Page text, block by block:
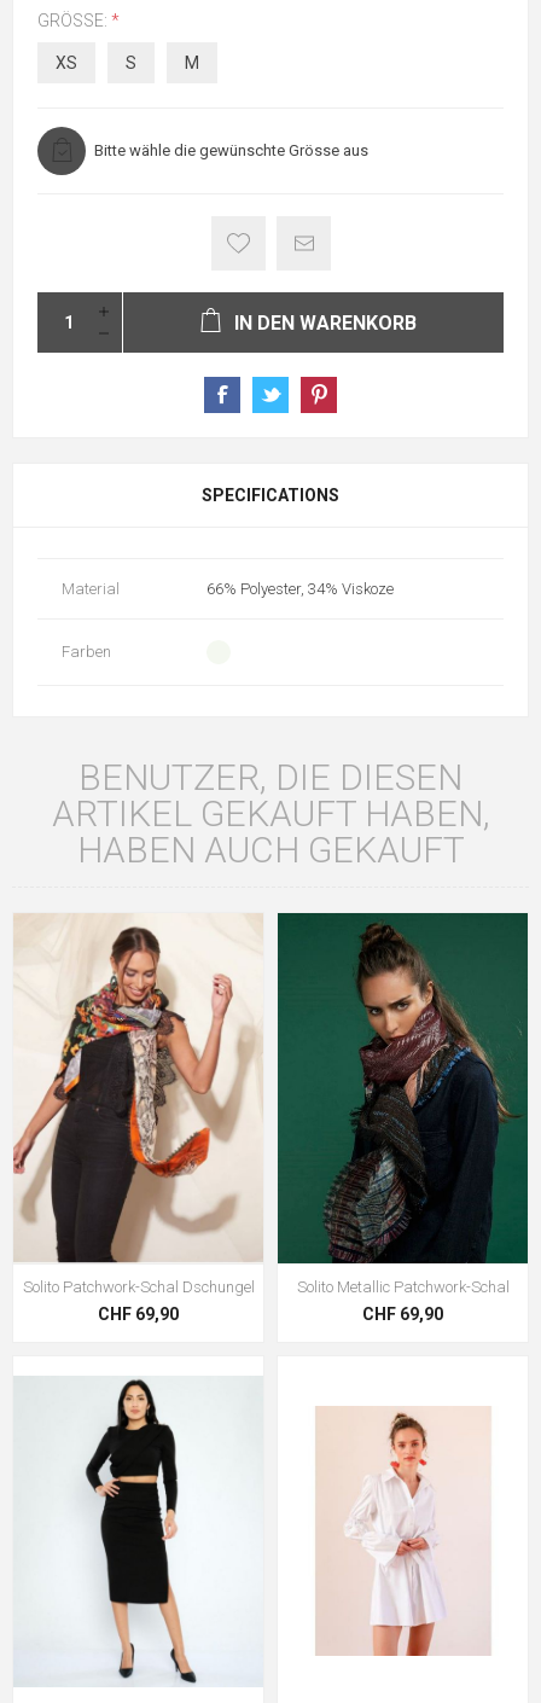
GRÖSSE: *
XS S M
Bitte wähle die gewünschte Grösse aus
IN DEN WARENKORB
SPECIFICATIONS
Material 66% Polyester, 34% Viskoze
Farben
BENUTZER, DIE DIESEN
ARTIKEL GEKAUFT HABEN,
HABEN AUCH GEKAUFT
Solito Patchwork-Schal Dschungel
CHF 69,90
Solito Metallic Patchwork-Schal
CHF 69,90